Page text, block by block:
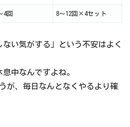
4回 8〜12回×4セット
ない気がする」という不安はよく
中なんですよね。
が、毎日なんとなくやるより確